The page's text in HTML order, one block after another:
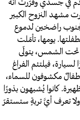
في جسدي وقرّرت أنّه
مشهد النزوح الكبير
راضخين لدموع
يومها، تأمّلت
تحت الشمس، يتولّى
فيلتئم الفراغ
مكشوفون للسماء،
كانوا يُشبهون بذورًا
تعرف أيَّ تربةٍ ستستقرّ